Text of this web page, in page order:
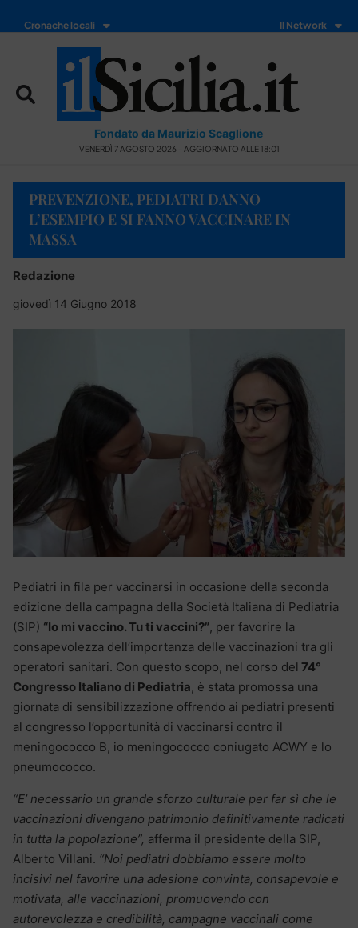
Cronache locali Il Network
Fondato da Maurizio Scaglione
VENERDÌ 7 AGOSTO 2026 - AGGIORNATO ALLE 18:01
PREVENZIONE, PEDIATRI DANNO
L’ESEMPIO E SI FANNO VACCINARE IN
MASSA
Redazione
giovedì 14 Giugno 2018
Pediatri in fila per vaccinarsi in occasione della seconda
edizione della campagna della Società Italiana di Pediatria
(SIP) “Io mi vaccino. Tu ti vaccini?”, per favorire la
consapevolezza dell’importanza delle vaccinazioni tra gli
operatori sanitari. Con questo scopo, nel corso del 74°
Congresso Italiano di Pediatria, è stata promossa una
giornata di sensibilizzazione offrendo ai pediatri presenti
al congresso l’opportunità di vaccinarsi contro il
meningococco B, io meningococco coniugato ACWY e lo
pneumococco.
“E’ necessario un grande sforzo culturale per far sì che le
vaccinazioni divengano patrimonio definitivamente radicati
in tutta la popolazione”, afferma il presidente della SIP,
Alberto Villani. “Noi pediatri dobbiamo essere molto
incisivi nel favorire una adesione convinta, consapevole e
motivata, alle vaccinazioni, promuovendo con
autorevolezza e credibilità, campagne vaccinali come